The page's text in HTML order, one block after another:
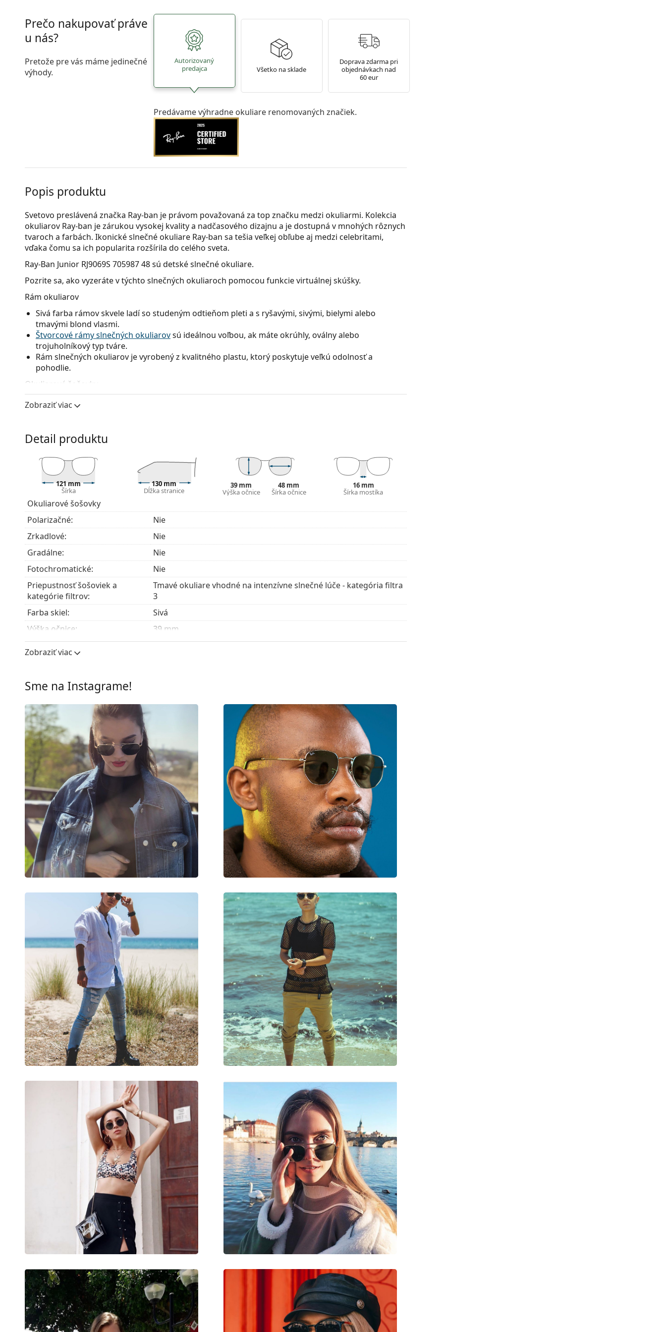
Prečo nakupovať práve
u nás?
Pretože pre vás máme jedinečné
výhody.
Autorizovaný
predajca
Všetko na sklade
Doprava zdarma pri
objednávkach nad
60 eur
Predávame výhradne okuliare renomovaných značiek.
Popis produktu
Svetovo preslávená značka Ray-ban je právom považovaná za top značku medzi okuliarmi. Kolekcia
okuliarov Ray-ban je zárukou vysokej kvality a nadčasového dizajnu a je dostupná v mnohých rôznych
tvaroch a farbách. Ikonické slnečné okuliare Ray-ban sa tešia veľkej obľube aj medzi celebritami,
vďaka čomu sa ich popularita rozšírila do celého sveta.
Ray-Ban Junior RJ9069S 705987 48sú detské slnečné okuliare.
Pozrite sa, ako vyzeráte v týchto slnečných okuliaroch pomocou funkcie virtuálnej skúšky.
Rám okuliarov
Sivá farba rámov skvele ladí so studeným odtieňom pleti a s ryšavými, sivými, bielymi alebo
tmavými blond vlasmi.
Štvorcové rámy slnečných okuliarovsú ideálnou voľbou, ak máte okrúhly, oválny alebo
trojuholníkový typ tváre.
Rám slnečných okuliarov je vyrobený z kvalitného plastu, ktorý poskytuje veľkú odolnosť a
pohodlie.
Okuliarové šošovky
Sivé sklá okuliarov zmierňujú intenzitu svetla a sú skvelá pre oči, pretože neovplyvňujú kontrast ani
neskresľujú farby.
výhodami sú nízka hmotnosť a odolnosť proti prasknutiu.
Okuliare s UV 400 poskytujú 100 % ochranu pred škodlivým slnečným žiarením. Šošovky okuliarov
obsahujú slnečný filter kategórie 3 (priepustnosť svetla 8 – 18%) – tmavý filter vhodný pre
intenzívne slnečné žiarenie na pláži alebo v meste.
Preskúmajte celú ponuku
slnečných okuliarov a objavte štýlové rámy od obľúbených značiek.
Zobraziť viac
Detail produktu
121 mm
Šírka
130 mm
Dĺžka stranice
39 mm
Výška očnice
48 mm
Šírka očnice
16 mm
Šírka mostíka
Okuliarové šošovky
Polarizačné:
Nie
Zrkadlové:
Nie
Gradálne:
Nie
Fotochromatické:
Nie
Priepustnosť šošoviek a
kategórie filtrov:
Tmavé okuliare vhodné na intenzívne slnečné lúče - kategória filtra
3
Farba skiel:
Sivá
Výška očnice:
39 mm
Šírka očnice:
48 mm
Rám
Tvar rámu:
Farba rámov:
Materiál rámov:
Veľkosť:
S
Šírka:
121 mm
Dĺžka stranice:
130 mm
Šírka mostíka:
16 mm
Hmotnosť:
45 g
Nastaviteľné sedielka:
Nie
Príslušenstvo
Puzdro:
Nie
Kategória:
Slnečné okuliare
Použitie:
Móda
Kód:
RJ9069S 705987 48
Zobraziť viac
Sme na Instagrame!